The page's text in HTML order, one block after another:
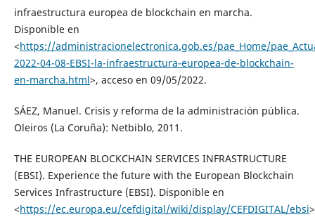
infraestructura europea de blockchain en marcha.
Disponible en
<https://administracionelectronica.gob.es/pae_Home/
2022-04-08-EBSI-la-infraestructura-europea-de-blockchain-
en-marcha.html>, acceso en 09/05/2022.
SÁEZ, Manuel. Crisis y reforma de la administración pública.
Oleiros (La Coruña): Netbiblo, 2011.
THE EUROPEAN BLOCKCHAIN SERVICES INFRASTRUCTURE
(EBSI). Experience the future with the European Blockchain
Services Infrastructure (EBSI). Disponible en
<https://ec.europa.eu/cefdigital/wiki/display/CEFDIGITAL/ebsi